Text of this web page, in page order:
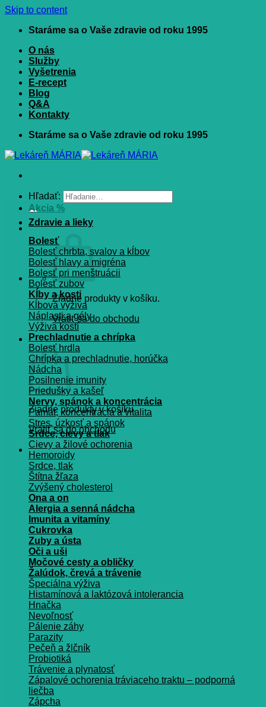
Skip to content
Staráme sa o Vaše zdravie od roku 1995
O nás
Služby
Vyšetrenia
E-recept
Blog
Q&A
Kontakty
Staráme sa o Vaše zdravie od roku 1995
Hľadať:
Žiadne produkty v košíku.
Vrátiť sa do obchodu
Košík
Žiadne produkty v košíku.
Vrátiť sa do obchodu
Akcia %
Zdravie a lieky
Bolesť
Bolesť chrbta, svalov a kĺbov
Bolesť hlavy a migréna
Bolesť pri menštruácii
Bolesť zubov
Kĺby a kosti
Kĺbová výživa
Náplasti a gély
Výživa kostí
Prechladnutie a chrípka
Bolesť hrdla
Chrípka a prechladnutie, horúčka
Nádcha
Posilnenie imunity
Priedušky a kašeľ
Nervy, spánok a koncentrácia
Pamät, koncentrácia a vitalita
Stres, úzkosť a spánok
Srdce, cievy a tlak
Cievy a žilové ochorenia
Hemoroidy
Srdce, tlak
Štítna žľaza
Zvýšený cholesterol
Ona a on
Alergia a senná nádcha
Imunita a vitamíny
Cukrovka
Zuby a ústa
Oči a uši
Močové cesty a obličky
Žalúdok, črevá a trávenie
Špeciálna výživa
Histamínová a laktózová intolerancia
Hnačka
Nevoľnosť
Pálenie záhy
Parazity
Pečeň a žlčník
Probiotiká
Trávenie a plynatosť
Zápalové ochorenia tráviaceho traktu – podporná
liečba
Zápcha